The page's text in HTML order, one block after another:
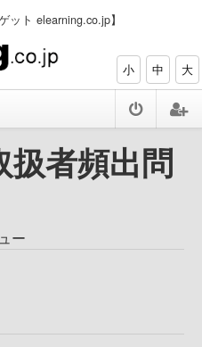
ット elearning.co.jp】
小 中 大
扱者頻出問
ー